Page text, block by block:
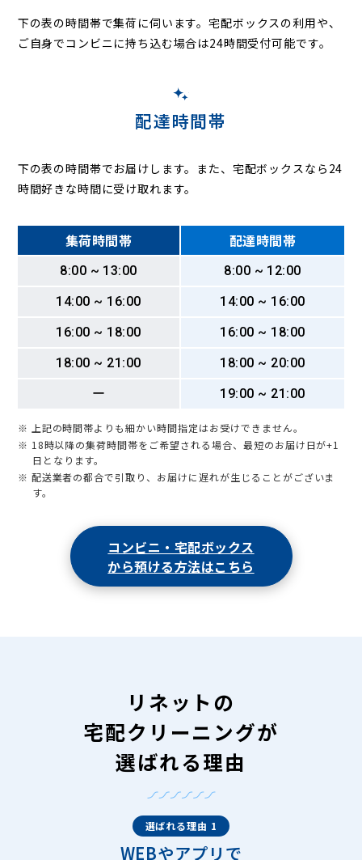
下の表の時間帯で集荷に伺います。宅配ボックスの利用や、
ご自身でコンビニに持ち込む場合は24時間受付可能です。
配達時間帯
下の表の時間帯でお届けします。また、宅配ボックスなら24
時間好きな時間に受け取れます。
集荷時間帯 配達時間帯
8:00 ~ 13:00
8:00 ~ 12:00
14:00 ~ 16:00
14:00 ~ 16:00
16:00 ~ 18:00
16:00 ~ 18:00
18:00 ~ 21:00
18:00 ~ 20:00
ー
19:00 ~ 21:00
※ 上記の時間帯よりも細かい時間指定はお受けできません。
※ 18時以降の集荷時間帯をご希望される場合、最短のお届け日が+1
日となります。
※ 配送業者の都合で引取り、お届けに遅れが生じることがございま
す。
コンビニ・宅配ボックス
から預ける方法はこちら
リネットの
宅配クリーニングが
選ばれる理由
選ばれる理由 1
WEBやアプリで